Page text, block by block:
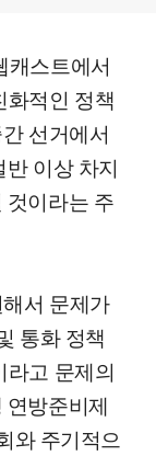
캐스트에서
화적인 정책
선거에서
이상 차지
것이라는 주
서 문제가
통화 정책
라고 문제의
연방준비제
와 주기적으